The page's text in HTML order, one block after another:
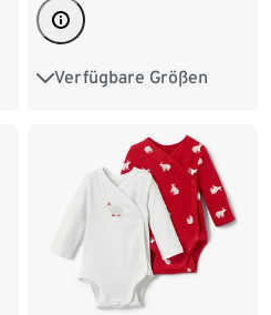
Verfügbare Größen
110/116 122/128
158/164